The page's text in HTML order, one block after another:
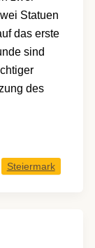
Statuen
das erste
sind
des
Steiermark